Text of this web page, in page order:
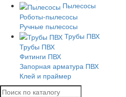
Пылесосы
Роботы-пылесосы
Ручные пылесосы
Трубы ПВХ
Трубы ПВХ
Фитинги ПВХ
Запорная арматура ПВХ
Клей и праймер